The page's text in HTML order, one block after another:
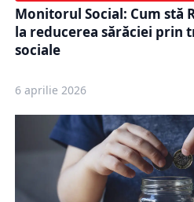
Monitorul Social: Cum stă
la reducerea sărăciei prin
sociale
6 aprilie 2026